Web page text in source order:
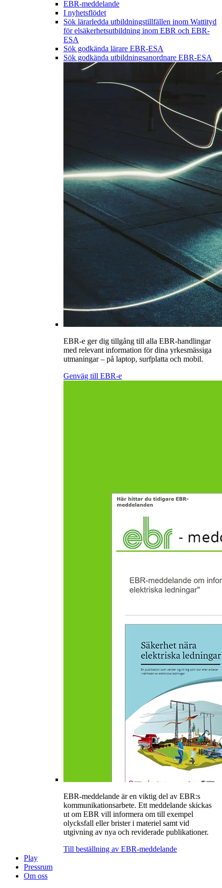
EBR-meddelande
I nyhetsflödet
Sök lärarledda utbildningstillfällen inom Wattityd
för elsäkerhetsutbildning inom EBR och EBR-
ESA
Sök godkända lärare EBR-ESA
Sök godkända utbildningsanordnare EBR-ESA
EBR-e ger dig tillgång till alla EBR-handlingar
med relevant information för dina yrkesmässiga
utmaningar – på laptop, surfplatta och mobil.
Genväg till EBR-e
EBR-meddelande är en viktig del av EBR:s
kommunikationsarbete. Ett meddelande skickas
ut om EBR vill informera om till exempel
olycksfall eller brister i materiel samt vid
utgivning av nya och reviderade publikationer.
Till beställning av EBR-meddelande
Play
Pressrum
Om oss